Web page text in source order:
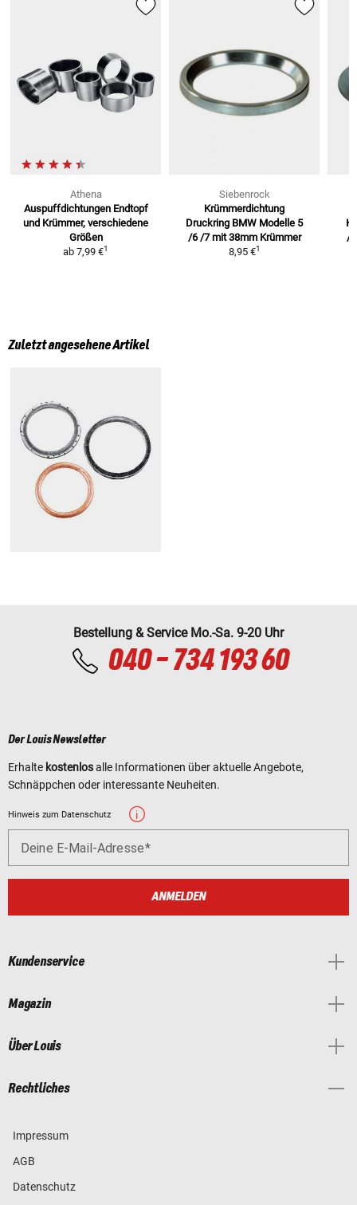
Athena
Auspuffdichtungen Endtopf
und Krümmer, verschiedene
Größen
ab 7,99 €1
Siebenrock
Krümmerdichtung
Druckring BMW Modelle 5
/6 /7 mit 38mm Krümmer
8,95 €1
/5
Zuletzt angesehene Artikel
Bestellung & Service Mo.-Sa. 9-20 Uhr
040 - 734 193 60
Der Louis Newsletter
Erhalte kostenlosalle Informationen über aktuelle Angebote,
Schnäppchen oder interessante Neuheiten.
Hinweis zum Datenschutz
Deine E-Mail-Adresse
ANMELDEN
Kundenservice
Magazin
Über Louis
Rechtliches
Impressum
AGB
Datenschutz